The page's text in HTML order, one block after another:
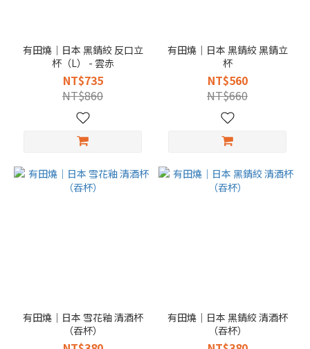
有田燒｜日本 黑錆絞 反口立
杯（L） - 雲赤
NT$735
NT$860
有田燒｜日本 黑錆絞 黑錆立
杯
NT$560
NT$660
有田燒｜日本 雪花釉 清酒杯
（吞杯）
有田燒｜日本 黑錆絞 清酒杯
（吞杯）